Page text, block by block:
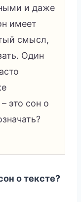
и даже
имеет
смысл,
Один
это сон о
о тексте?